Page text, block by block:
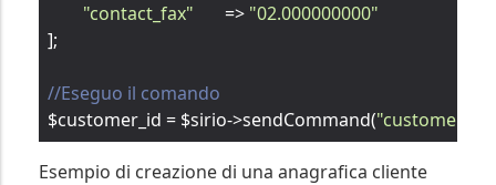
"contact_fax"
	=>
"02.000000000"
];
//Eseguo il comando
$customer_id = $sirio->sendCommand("customers"
Esempio di creazione di una anagrafica cliente